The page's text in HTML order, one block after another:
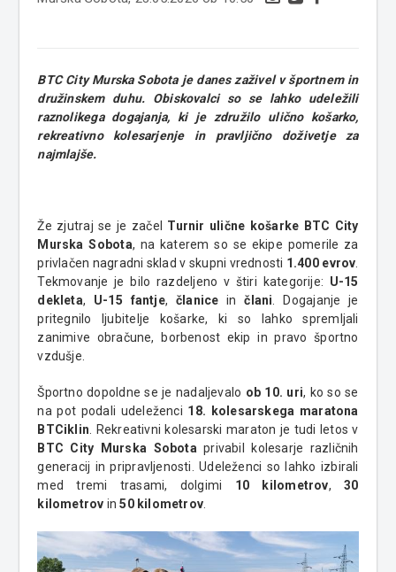
BTC City Murska Sobota je danes zaživel v športnem in
družinskem duhu. Obiskovalci so se lahko udeležili
raznolikega dogajanja, ki je združilo ulično košarko,
rekreativno kolesarjenje in pravljično doživetje za
najmlajše.
Že zjutraj se je začel Turnir ulične košarke BTC City
Murska Sobota, na katerem so se ekipe pomerile za
privlačen nagradni sklad v skupni vrednosti 1.400 evrov.
Tekmovanje je bilo razdeljeno v štiri kategorije: U-15
dekleta, U-15 fantje, članice inčlani. Dogajanje je
pritegnilo ljubitelje košarke, ki so lahko spremljali
zanimive obračune, borbenost ekip in pravo športno
vzdušje.
Športno dopoldne se je nadaljevalo ob 10. uri, ko so se
na pot podali udeleženci 18. kolesarskega maratona
BTCiklin. Rekreativni kolesarski maraton je tudi letos v
BTC City Murska Sobotaprivabil kolesarje različnih
generacij in pripravljenosti. Udeleženci so lahko izbirali
med tremi trasami, dolgimi 10 kilometrov,30
kilometrov in50 kilometrov.